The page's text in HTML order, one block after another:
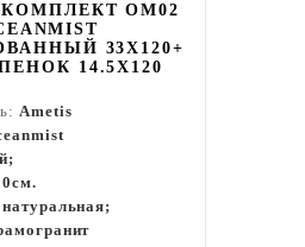
OM02
33X120+
14.5X120
Ametis
натуральная;